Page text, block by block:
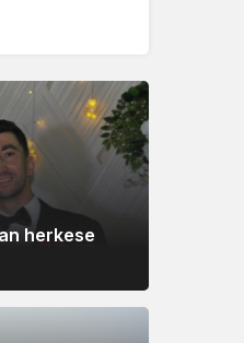
herkese